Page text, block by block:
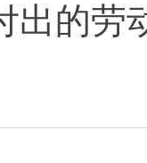
出的劳